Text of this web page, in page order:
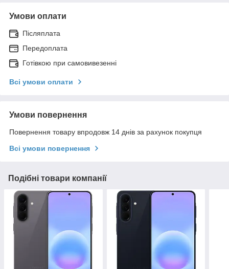
Умови оплати
Післяплата
Передоплата
Готівкою при самовивезенні
Всі умови оплати
Умови повернення
Повернення товару впродовж 14 днів за рахунок покупця
Всі умови повернення
Подібні товари компанії